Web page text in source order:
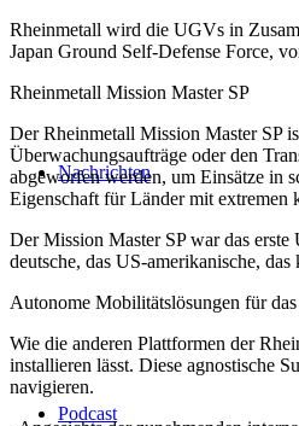
Nachrichten
Podcast
Rheinmetall wird die UGVs in
Japan Ground Self-Defense Force,
Rheinmetall Mission Master SP
Der Rheinmetall Mission Master SP
Überwachungsaufträge oder den
abgeworfen werden, um Einsätze in
Eigenschaft für Länder mit extremen
Der Mission Master SP war das
deutsche, das US-amerikanische,
Autonome Mobilitätslösungen für
Wie die anderen Plattformen der
installieren lässt. Diese agnostische
navigieren.